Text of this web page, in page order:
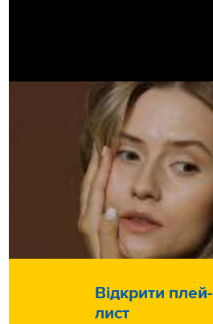
Відкрити плей-
лист